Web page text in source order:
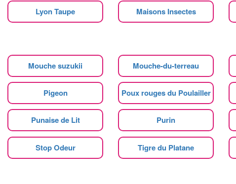
Lyon Taupe Maisons Insectes
Mouche suzukii Mouche-du-terreau
Pigeon Poux rouges du Poulailler
Punaise de Lit Purin
Stop Odeur Tigre du Platane